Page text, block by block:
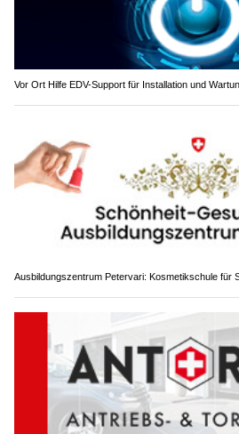
Vor Ort Hilfe EDV-Support für Installation und
Ausbildungszentrum Petervari: Kosmetikschule für